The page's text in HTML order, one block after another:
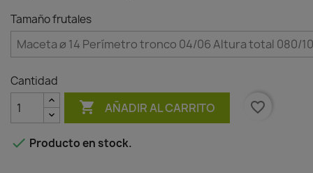
Tamaño frutales
Cantidad
 AÑADIR AL CARRITO favorite_border
 Producto en stock.